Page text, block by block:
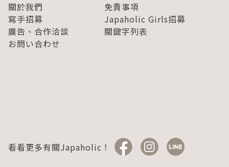
關於我們
免責事項
寫手招募
Japaholic Girls招募
廣告、合作洽談
關鍵字列表
お問い合わせ
看看更多有關Japaholic！